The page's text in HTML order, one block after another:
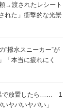
→渡されたレシート
た」衝撃的な光景
“撥水スニーカー”が
本当に疲れにく
で放置したら…… 1
ヤバいヤバい」